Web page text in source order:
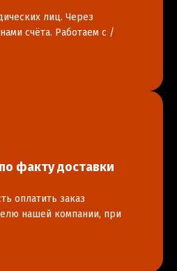
лиц. Через
счёта. Работаем с /
факту доставки
оплатить заказ
нашей компании, при